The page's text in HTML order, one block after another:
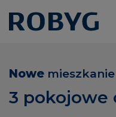
Nowe mieszkanie
3 pokojowe